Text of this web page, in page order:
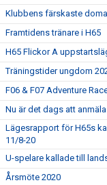
Klubbens färskaste
Framtidens tränare i H65
H65 Flickor A
Träningstider ungdom
F06 & F07 Adventure
Nu är det dags att
Lägesrapport för H65s
11/8-20
U-spelare kallade till
Årsmöte 2020